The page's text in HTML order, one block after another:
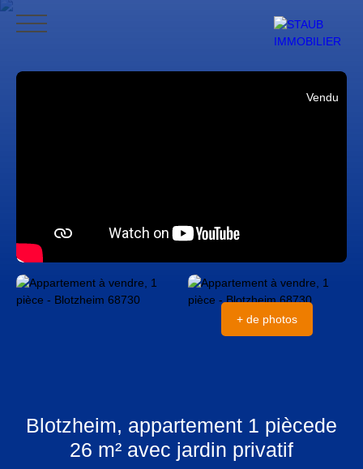
ACCUEIL ACHETER VENDRE NOS AVIS CONTACT
Vendu
+ de photos
Blotzheim, appartement 1 piècede
26 m² avec jardin privatif